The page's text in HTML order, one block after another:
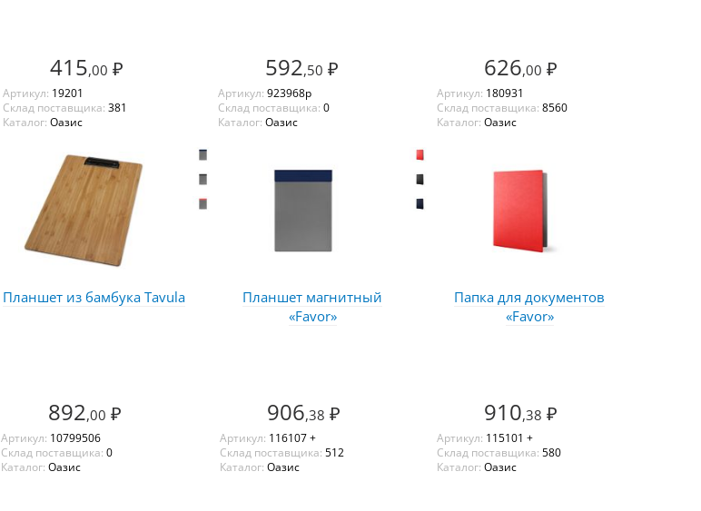
415,00 ₽
Артикул: 19201
Склад поставщика: 381
Каталог: Оазис
592,50 ₽
Артикул: 923968p
Склад поставщика: 0
Каталог: Оазис
626,00 ₽
Артикул: 180931
Склад поставщика: 8560
Каталог: Оазис
Планшет из бамбука Tavula
892,00 ₽
Артикул: 10799506
Склад поставщика: 0
Каталог: Оазис
Планшет магнитный
«Favor»
906,38 ₽
Артикул: 116107 +
Склад поставщика: 512
Каталог: Оазис
Папка для документов
«Favor»
910,38 ₽
Артикул: 115101 +
Склад поставщика: 580
Каталог: Оазис